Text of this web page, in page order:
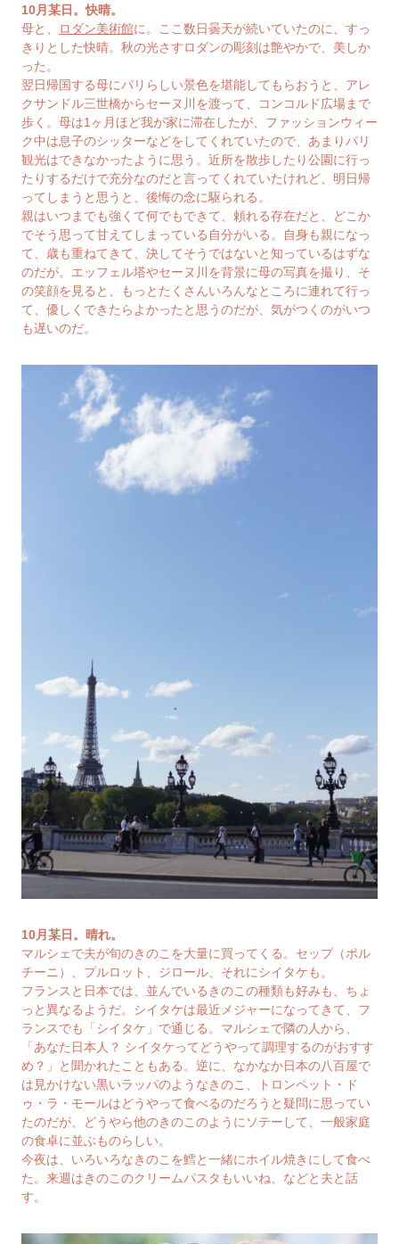
10月某日。快晴。
母と、
ロダン美術館に。ここ数日曇天が続いていたのに、すっ
きりとした快晴。秋の光さすロダンの彫刻は艶やかで、美しか
った。
翌日帰国する母にパリらしい景色を堪能してもらおうと、アレ
クサンドル三世橋からセーヌ川を渡って、コンコルド広場まで
歩く。母は1ヶ月ほど我が家に滞在したが、ファッションウィー
ク中は息子のシッターなどをしてくれていたので、あまりパリ
観光はできなかったように思う。近所を散歩したり公園に行っ
たりするだけで充分なのだと言ってくれていたけれど、明日帰
ってしまうと思うと、後悔の念に駆られる。
親はいつまでも強くて何でもできて、頼れる存在だと、どこか
でそう思って甘えてしまっている自分がいる。自身も親になっ
て、歳も重ねてきて、決してそうではないと知っているはずな
のだが。エッフェル塔やセーヌ川を背景に母の写真を撮り、そ
の笑顔を見ると、もっとたくさんいろんなところに連れて行っ
て、優しくできたらよかったと思うのだが、気がつくのがいつ
も遅いのだ。
10月某日。晴れ。
マルシェで夫が旬のきのこを大量に買ってくる。セップ（ポル
チーニ）、プルロット、ジロール、それにシイタケも。
フランスと日本では、並んでいるきのこの種類も好みも、ちょ
っと異なるようだ。シイタケは最近メジャーになってきて、フ
ランスでも「シイタケ」で通じる。マルシェで隣の人から、
「あなた日本人？ シイタケってどうやって調理するのがおすす
め？」と聞かれたこともある。逆に、なかなか日本の八百屋で
は見かけない黒いラッパのようなきのこ、トロンペット・ド
ゥ・ラ・モールはどうやって食べるのだろうと疑問に思ってい
たのだが、どうやら他のきのこのようにソテーして、一般家庭
の食卓に並ぶものらしい。
今夜は、いろいろなきのこを鱈と一緒にホイル焼きにして食べ
た。来週はきのこのクリームパスタもいいね、などと夫と話
す。